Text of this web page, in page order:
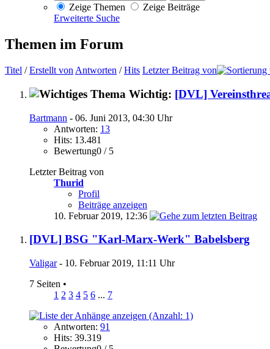
Zeige Themen
Zeige Beiträge
Erweiterte Suche
Themen im Forum
Titel /Erstellt von Antworten /Hits Letzter Beitrag von
Wichtig: [DVL]
Bartmann - 06. Juni 2013, 04:30 Uhr
Antworten: 13
Hits: 13.481
Bewertung0 / 5
Letzter Beitrag von
Thurid
Profil
Beiträge anzeigen
10. Februar 2019, 12:36
[DVL] BSG "Karl-Marx-Werk" Babelsberg
Valigar- 10. Februar 2019, 11:11 Uhr
7 Seiten •
1 2 3 4 5 6 ... 7
Antworten: 91
Hits: 39.319